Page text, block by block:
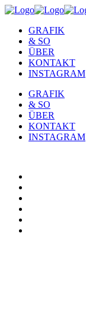
GRAFIK
& SO
ÜBER
KONTAKT
INSTAGRAM
GRAFIK
& SO
ÜBER
KONTAKT
INSTAGRAM